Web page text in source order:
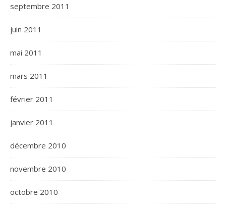
septembre 2011
juin 2011
mai 2011
mars 2011
février 2011
janvier 2011
décembre 2010
novembre 2010
octobre 2010